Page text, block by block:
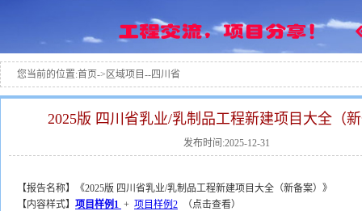
您当前的位置:首页->区域项目--四川省
2025版 四川省乳业/乳制品工程新建项目大全（
发布时间:2025-12-31
【报告名称】《2025版 四川省乳业/乳制品工程新建项目大全（新备案）》
【内容样式】 项目样例1 + 项目样例2 （点击查看）